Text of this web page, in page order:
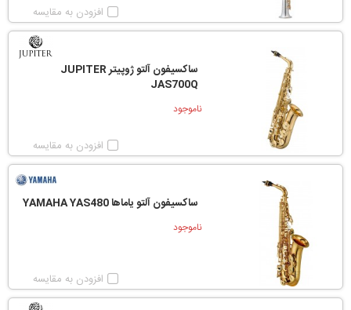
افزودن به مقایسه
ساکسیفون آلتو ژوپیتر JUPITER
JAS700Q
ناموجود
افزودن به مقایسه
ساکسیفون آلتو یاماها YAMAHA YAS480
ناموجود
افزودن به مقایسه